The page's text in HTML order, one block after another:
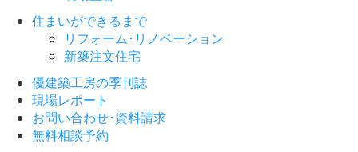
住まいができるまで
リフォーム･リノベーション
新築注文住宅
優建築工房の季刊誌
現場レポート
お問い合わせ･資料請求
無料相談予約